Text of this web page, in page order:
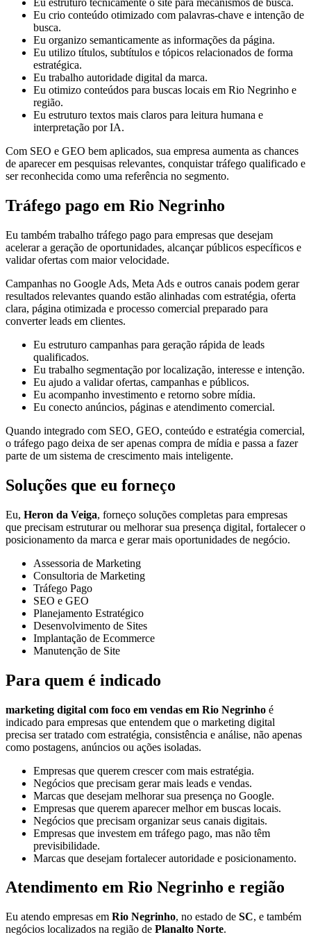
Eu estruturo tecnicamente o site para mecanismos de busca.
Eu crio conteúdo otimizado com palavras-chave e intenção de
busca.
Eu organizo semanticamente as informações da página.
Eu utilizo títulos, subtítulos e tópicos relacionados de forma
estratégica.
Eu trabalho autoridade digital da marca.
Eu otimizo conteúdos para buscas locais em Rio Negrinho e
região.
Eu estruturo textos mais claros para leitura humana e
interpretação por IA.
Com SEO e GEO bem aplicados, sua empresa aumenta as chances
de aparecer em pesquisas relevantes, conquistar tráfego qualificado e
ser reconhecida como uma referência no segmento.
Tráfego pago em Rio Negrinho
Eu também trabalho tráfego pago para empresas que desejam
acelerar a geração de oportunidades, alcançar públicos específicos e
validar ofertas com maior velocidade.
Campanhas no Google Ads, Meta Ads e outros canais podem gerar
resultados relevantes quando estão alinhadas com estratégia, oferta
clara, página otimizada e processo comercial preparado para
converter leads em clientes.
Eu estruturo campanhas para geração rápida de leads
qualificados.
Eu trabalho segmentação por localização, interesse e intenção.
Eu ajudo a validar ofertas, campanhas e públicos.
Eu acompanho investimento e retorno sobre mídia.
Eu conecto anúncios, páginas e atendimento comercial.
Quando integrado com SEO, GEO, conteúdo e estratégia comercial,
o tráfego pago deixa de ser apenas compra de mídia e passa a fazer
parte de um sistema de crescimento mais inteligente.
Soluções que eu forneço
Eu, Heron da Veiga, forneço soluções completas para empresas
que precisam estruturar ou melhorar sua presença digital, fortalecer o
posicionamento da marca e gerar mais oportunidades de negócio.
Assessoria de Marketing
Consultoria de Marketing
Tráfego Pago
SEO e GEO
Planejamento Estratégico
Desenvolvimento de Sites
Implantação de Ecommerce
Manutenção de Site
Para quem é indicado
marketing digital com foco em vendas em Rio Negrinho é
indicado para empresas que entendem que o marketing digital
precisa ser tratado com estratégia, consistência e análise, não apenas
como postagens, anúncios ou ações isoladas.
Empresas que querem crescer com mais estratégia.
Negócios que precisam gerar mais leads e vendas.
Marcas que desejam melhorar sua presença no Google.
Empresas que querem aparecer melhor em buscas locais.
Negócios que precisam organizar seus canais digitais.
Empresas que investem em tráfego pago, mas não têm
previsibilidade.
Marcas que desejam fortalecer autoridade e posicionamento.
Atendimento em Rio Negrinho e região
Eu atendo empresas em Rio Negrinho, no estado de SC, e também
negócios localizados na região de Planalto Norte.